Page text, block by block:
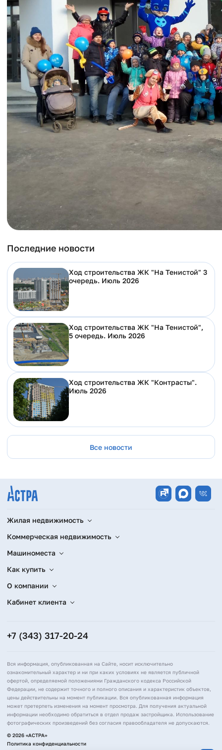
Последние новости
Ход строительства ЖК "На Тенистой" 3
очередь. Июль 2026
Ход строительства ЖК "На Тенистой",
5 очередь. Июль 2026
Ход строительства ЖК "Контрасты".
Июль 2026
Все новости
Жилая недвижимость
Коммерческая недвижимость
Машиноместа
Как купить
О компании
Кабинет клиента
+7 (343) 317-20-24
Вся информация, опубликованная на Сайте, носит исключительно
ознакомительный характер и ни при каких условиях не является публичной
офертой, определяемой положениями Гражданского кодекса Российской
Федерации, не содержит точного и полного описания и характеристик объектов,
цены действительны на момент публикации. Вся опубликованная информация
может претерпеть изменения на момент просмотра. Для получения актуальной
информации необходимо обратиться в отдел продаж застройщика. Использование
фотографических произведений без согласия правообладателя не допускаются.
© 2026 «АСТРА»
Политика конфиденциальности